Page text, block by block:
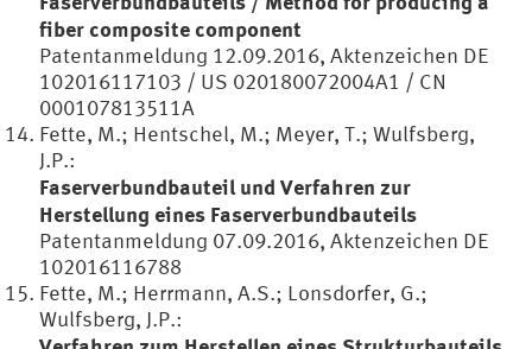
fiber composite component
Patentanmeldung 12.09.2016, Aktenzeichen DE
102016117103 / US 020180072004A1 / CN
000107813511A
Fette, M.; Hentschel, M.; Meyer, T.; Wulfsberg,
J.P.:
Faserverbundbauteil und Verfahren zur
Herstellung eines Faserverbundbauteils
Patentanmeldung 07.09.2016, Aktenzeichen DE
102016116788
Fette, M.; Herrmann, A.S.; Lonsdorfer, G.;
Wulfsberg, J.P.: